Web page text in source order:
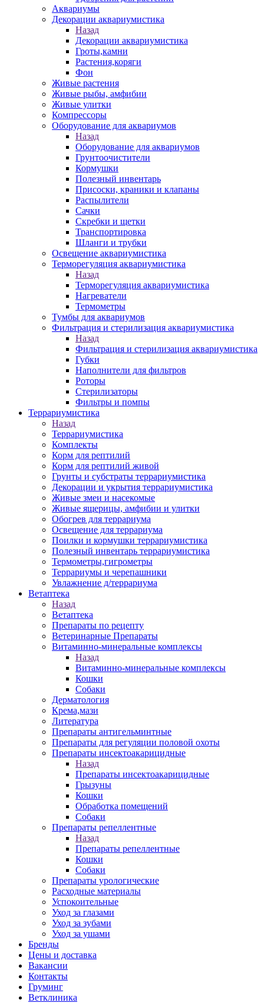
Аквариумы
Декорации аквариумистика
Назад
Декорации аквариумистика
Гроты,камни
Растения,коряги
Фон
Живые растения
Живые рыбы, амфибии
Живые улитки
Компрессоры
Оборудование для аквариумов
Назад
Оборудование для аквариумов
Грунтоочистители
Кормушки
Полезный инвентарь
Присоски, краники и клапаны
Распылители
Сачки
Скребки и щетки
Транспортировка
Шланги и трубки
Освещение аквариумистика
Терморегуляция аквариумистика
Назад
Терморегуляция аквариумистика
Нагреватели
Термометры
Тумбы для аквариумов
Фильтрация и стерилизация аквариумистика
Назад
Фильтрация и стерилизация аквариумистика
Губки
Наполнители для фильтров
Роторы
Стерилизаторы
Фильтры и помпы
Террариумистика
Назад
Террариумистика
Комплекты
Корм для рептилий
Корм для рептилий живой
Грунты и субстраты террариумистика
Декорации и укрытия террариумистика
Живые змеи и насекомые
Живые ящерицы, амфибии и улитки
Обогрев для террариума
Освещение для террариума
Поилки и кормушки террариумистика
Полезный инвентарь террариумистика
Термометры,гигрометры
Террариумы и черепашники
Увлажнение д/террариума
Ветаптека
Назад
Ветаптека
Препараты по рецепту
Ветеринарные Препараты
Витаминно-минеральные комплексы
Назад
Витаминно-минеральные комплексы
Кошки
Собаки
Дерматология
Крема,мази
Литература
Препараты антигельминтные
Препараты для регуляции половой охоты
Препараты инсектоакарицидные
Назад
Препараты инсектоакарицидные
Грызуны
Кошки
Обработка помещений
Собаки
Препараты репеллентные
Назад
Препараты репеллентные
Кошки
Собаки
Препараты урологические
Расходные материалы
Успокоительные
Уход за глазами
Уход за зубами
Уход за ушами
Бренды
Цены и доставка
Вакансии
Контакты
Груминг
Ветклиника